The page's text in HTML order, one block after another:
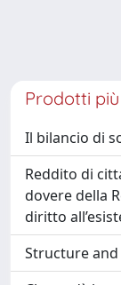
Prodotti
Il bilancio di
Reddito di
dovere della
diritto
Structure and